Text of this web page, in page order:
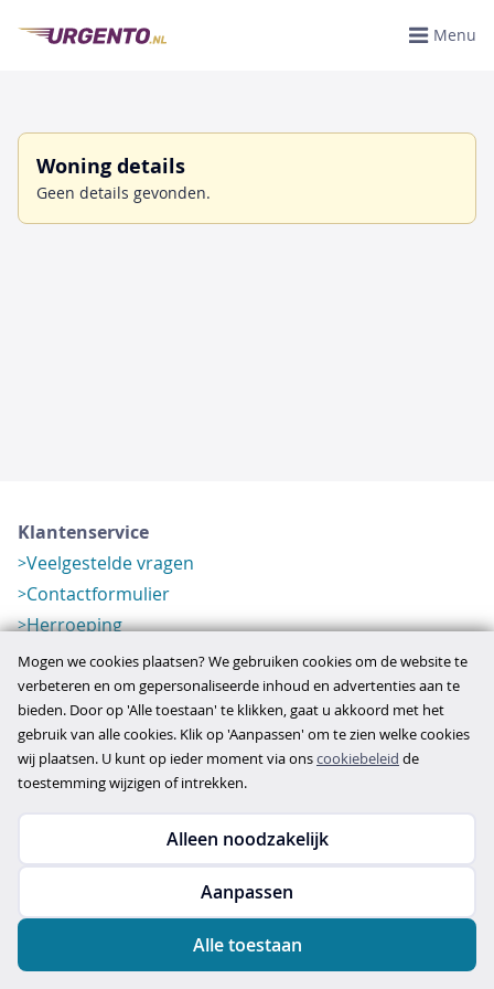
Menu
Woning details
Geen details gevonden.
Klantenservice
Veelgestelde vragen
Contactformulier
Herroeping
Over ons
Bedrijfsgegevens
Werkwijze
Overzichten
Verlopen aanbod
Copyright © 2026
privacy- en cookiebeleid
Mogen we cookies plaatsen? We gebruiken cookies om de website te
verbeteren en om gepersonaliseerde inhoud en advertenties aan te
bieden. Door op 'Alle toestaan' te klikken, gaat u akkoord met het
gebruik van alle cookies. Klik op 'Aanpassen' om te zien welke cookies
wij plaatsen. U kunt op ieder moment via onscookiebeleid de
toestemming wijzigen of intrekken.
Alleen noodzakelijk
Aanpassen
Alle toestaan